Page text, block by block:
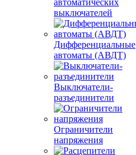
автоматических
выключателей
Дифференциальные
автоматы (АВДТ)
Выключатели-
разъединители
Ограничители
напряжения